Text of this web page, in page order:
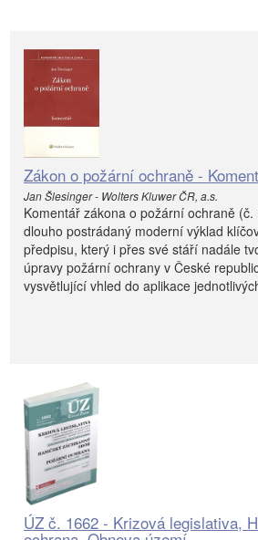
Zákon o požární ochraně -
Jan Šlesinger - Wolters Kluwer ČR, a.s.
Komentář zákona o požární ochraně
dlouho postrádaný moderní výklad
předpisu, který i přes své stáří nadále
úpravy požární ochrany v České
vysvětlující vhled do aplikace
ÚZ č. 1662 - Krizová legislativa,